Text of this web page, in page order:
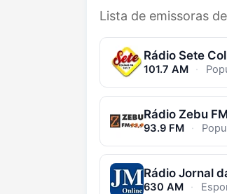
Lista de emissoras
Rádio Sete
101.7 AM ·
Rádio Zebu FM
93.9 FM ·
Rádio Jornal
630 AM ·